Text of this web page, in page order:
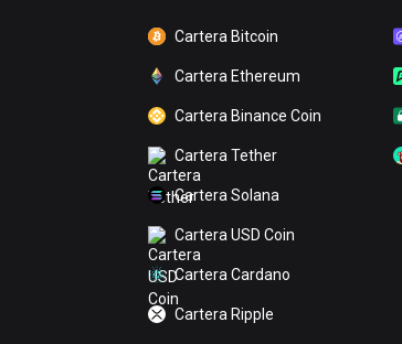
Cartera Bitcoin
Cartera Ethereum
Cartera Binance Coin
Cartera Tether
Cartera Solana
Cartera USD Coin
Cartera Cardano
Cartera Ripple